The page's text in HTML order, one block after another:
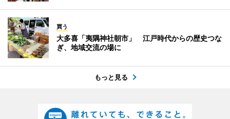
買う
大多喜「夷隅神社朝市」 江戸時代からの歴史つな
ぎ、地域交流の場に
もっと見る